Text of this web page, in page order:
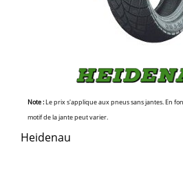
Note :Le prix s'applique aux pneus sans jantes. En
motif de la jante peut varier.
Heidenau